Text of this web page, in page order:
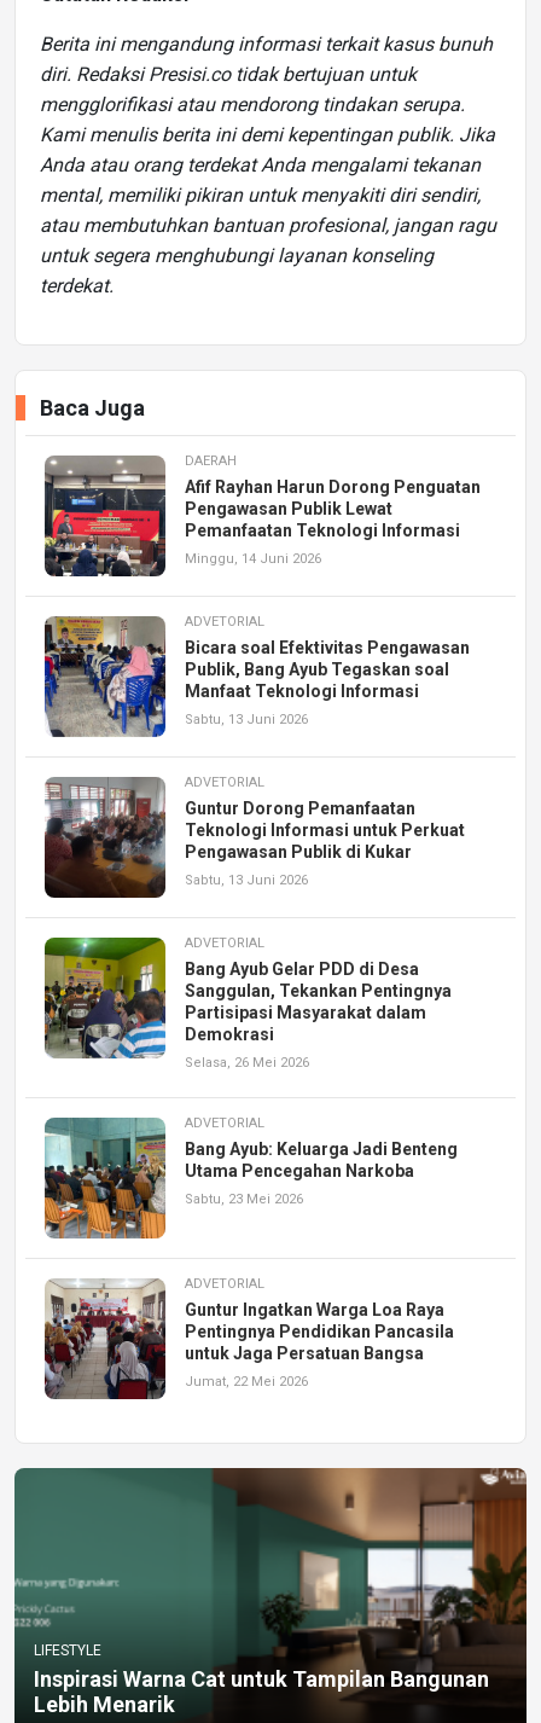
Berita ini mengandung informasi terkait kasus bunuh
diri. Redaksi Presisi.co tidak bertujuan untuk
mengglorifikasi atau mendorong tindakan serupa.
Kami menulis berita ini demi kepentingan publik. Jika
Anda atau orang terdekat Anda mengalami tekanan
mental, memiliki pikiran untuk menyakiti diri sendiri,
atau membutuhkan bantuan profesional, jangan ragu
untuk segera menghubungi layanan konseling
terdekat.
Baca Juga
DAERAH
Afif Rayhan Harun Dorong Penguatan
Pengawasan Publik Lewat
Pemanfaatan Teknologi Informasi
Minggu, 14 Juni 2026
ADVETORIAL
Bicara soal Efektivitas Pengawasan
Publik, Bang Ayub Tegaskan soal
Manfaat Teknologi Informasi
Sabtu, 13 Juni 2026
ADVETORIAL
Guntur Dorong Pemanfaatan
Teknologi Informasi untuk Perkuat
Pengawasan Publik di Kukar
Sabtu, 13 Juni 2026
ADVETORIAL
Bang Ayub Gelar PDD di Desa
Sanggulan, Tekankan Pentingnya
Partisipasi Masyarakat dalam
Demokrasi
Selasa, 26 Mei 2026
ADVETORIAL
Bang Ayub: Keluarga Jadi Benteng
Utama Pencegahan Narkoba
Sabtu, 23 Mei 2026
ADVETORIAL
Guntur Ingatkan Warga Loa Raya
Pentingnya Pendidikan Pancasila
untuk Jaga Persatuan Bangsa
Jumat, 22 Mei 2026
LIFESTYLE
Inspirasi Warna Cat untuk Tampilan Bangunan
Lebih Menarik